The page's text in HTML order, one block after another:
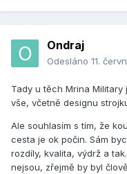
Ondraj
Odesláno 11.
Tady u těch Mrina
vše, včetně designu
Ale souhlasím s tím, že
cesta je ok počin. Sám
rozdíly, kvalita, výdrž a
nejsou, zřejmě by byl